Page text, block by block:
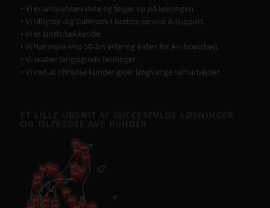
• Vi er ansvarsbevidste og følger op på løsningen.
• Vi tilbyder dig Danmarks bedste service & support.
• Vi er landsdækkende.
• Vi har mere end 50-års erfaring inden for AV-branchen.
• Vi skaber langsigtede løsninger.
• Vi ved at tilfredse kunder giver langvarige samarbejder.